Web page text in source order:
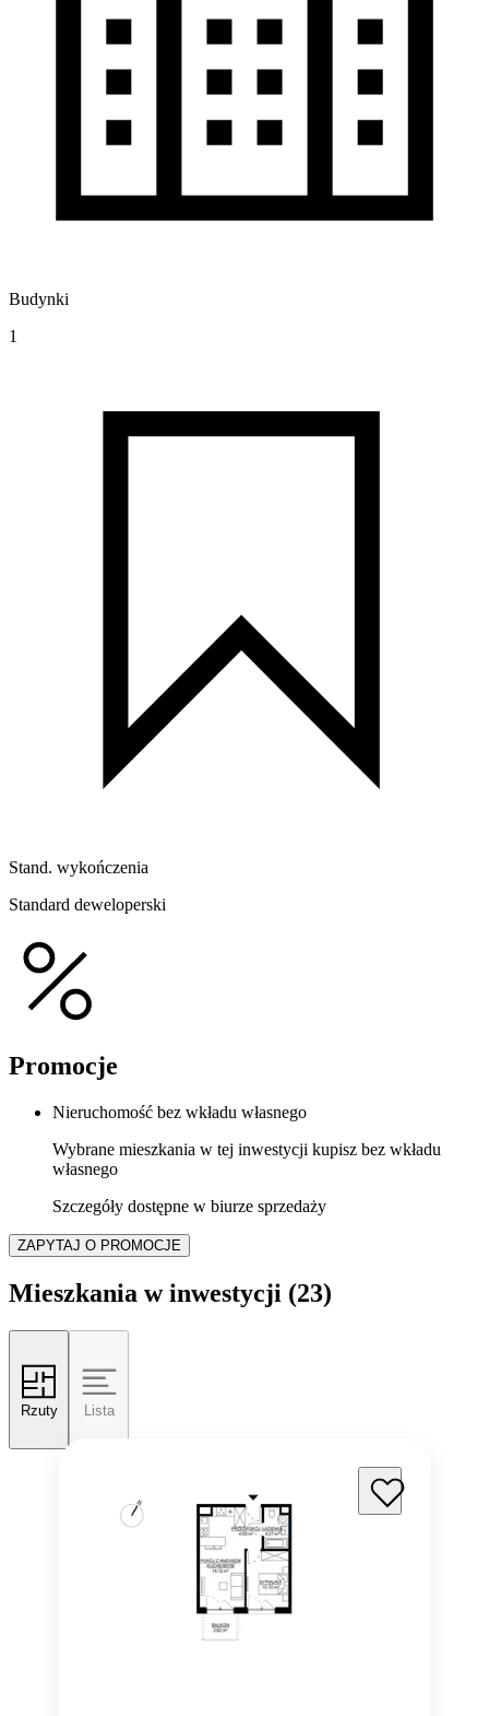
Budynki
1
Stand. wykończenia
Standard deweloperski
Promocje
Nieruchomość bez wkładu własnego
Wybrane mieszkania w tej inwestycji kupisz bez wkładu
własnego
Szczegóły dostępne w biurze sprzedaży
ZAPYTAJ O PROMOCJE
Mieszkania w inwestycji (23)
Rzuty Lista